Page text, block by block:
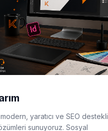
yaratıcı ve SEO destekli
sunuyoruz. Sosyal